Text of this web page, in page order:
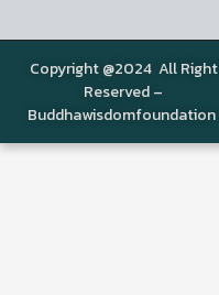
Copyright @2024 All Right
Reserved –
Buddhawisdomfoundation